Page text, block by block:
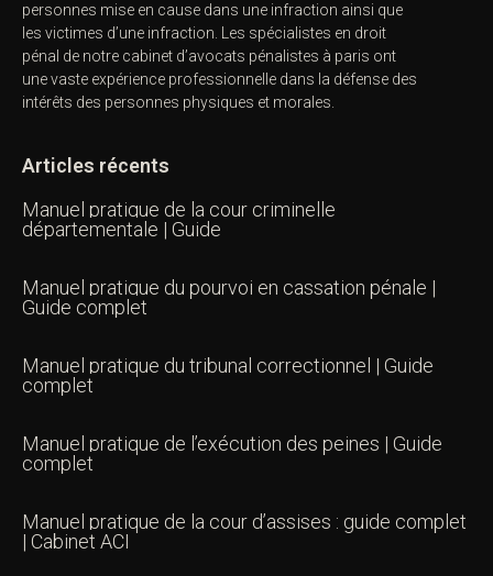
personnes mise en cause dans une infraction ainsi que
les victimes d’une infraction. Les spécialistes en droit
pénal de notre cabinet d’avocats pénalistes à paris ont
une vaste expérience professionnelle dans la défense des
intérêts des personnes physiques et morales.
Articles récents
Manuel pratique de la cour criminelle
départementale | Guide
Manuel pratique du pourvoi en cassation pénale |
Guide complet
Manuel pratique du tribunal correctionnel | Guide
complet
Manuel pratique de l’exécution des peines | Guide
complet
Manuel pratique de la cour d’assises : guide complet
| Cabinet ACI